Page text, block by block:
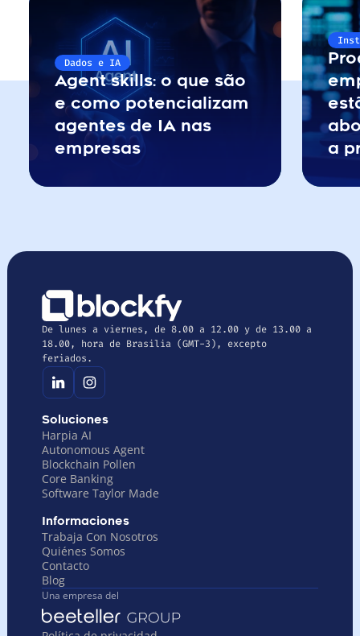
Dados e IA
Agent skills: o que são
e como potencializam
agentes de IA nas
empresas
a
De lunes a viernes, de 8.00 a 12.00 y de 13.00 a
18.00, hora de Brasilia (GMT-3), excepto
feriados.
Soluciones
Harpia AI
Autonomous Agent
Blockchain Pollen
Core Banking
Software Taylor Made
Informaciones
Trabaja Con Nosotros
Quiénes Somos
Contacto
Blog
Una empresa del